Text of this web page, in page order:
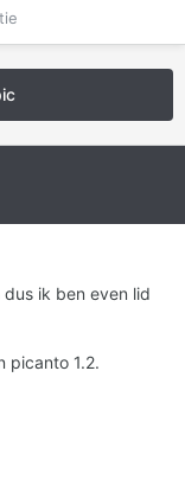
ik ben even lid
picanto 1.2.